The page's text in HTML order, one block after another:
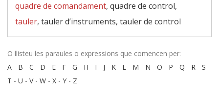
quadre de comandament, quadre de control,
tauler, tauler d’instruments, tauler de control
O llisteu les paraules o expressions que comencen per:
A - B - C - D - E - F - G - H - I - J - K - L - M - N - O - P - Q - R - S -
T - U - V- W - X - Y - Z